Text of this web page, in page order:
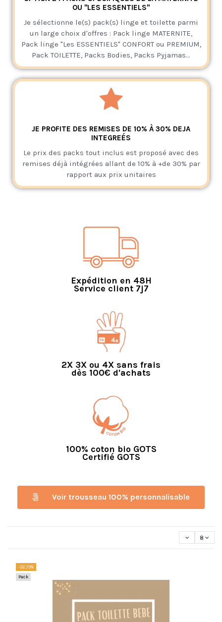
OU "LES ESSENTIELS"
Je sélectionne le(s) pack(s) linge et toilette parmi
un large choix d'offres : Pack linge MATERNITE,
Pack linge "Les ESSENTIELS" CONFORT ou PREMIUM,
Pack TOILETTE, Packs Bodies, Packs Pyjamas...
JE PROFITE DES REMISES DE 10% À 30% DEJA
INTEGREÉS
Le prix des packs tout inclus est proposé avec des
remises déjà intégrées allant de 10% à +de 30% par
rapport aux prix unitaires
Expédition en 48H
Service client 7j7
2X 3X ou 4X sans frais
dès 100€ d'achats
100% coton bio GOTS
Certifié GOTS
Voir trousseau 100% personnalisable
8
-32,73%
Pack